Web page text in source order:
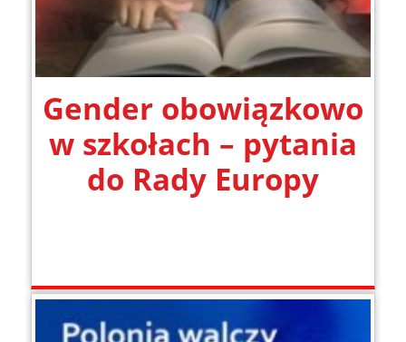
Gender obowiązkowo
w szkołach – pytania
do Rady Europy